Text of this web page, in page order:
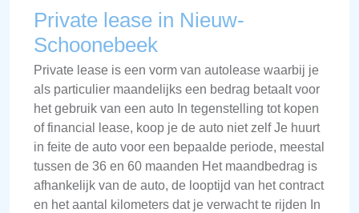
Private lease in Nieuw-
Schoonebeek
Private lease is een vorm van autolease waarbij je
als particulier maandelijks een bedrag betaalt voor
het gebruik van een auto In tegenstelling tot kopen
of financial lease, koop je de auto niet zelf Je huurt
in feite de auto voor een bepaalde periode, meestal
tussen de 36 en 60 maanden Het maandbedrag is
afhankelijk van de auto, de looptijd van het contract
en het aantal kilometers dat je verwacht te rijden In